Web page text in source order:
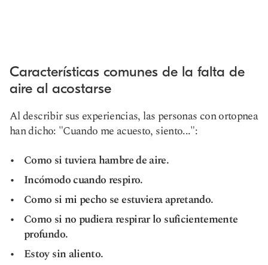
Características comunes de la falta de
aire al acostarse
Al describir sus experiencias, las personas con ortopnea
han dicho: "Cuando me acuesto, siento...":
Como si tuviera hambre de aire.
Incómodo cuando respiro.
Como si mi pecho se estuviera apretando.
Como si no pudiera respirar lo suficientemente
profundo.
Estoy sin aliento.